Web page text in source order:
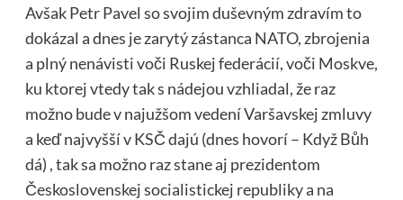
Avšak Petr Pavel so svojim duševným zdravím to
dokázal a dnes je zarytý zástanca NATO, zbrojenia
a plný nenávisti voči Ruskej federácií, voči Moskve,
ku ktorej vtedy tak s nádejou vzhliadal, že raz
možno bude v najužšom vedení Varšavskej zmluvy
a keď najvyšší v KSČ dajú (dnes hovorí – Když Bůh
dá) , tak sa možno raz stane aj prezidentom
Československej socialistickej republiky a na